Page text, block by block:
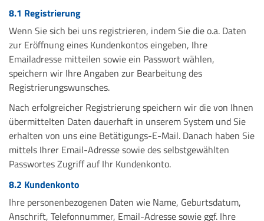
8.1 Registrierung
Wenn Sie sich bei uns registrieren, indem Sie die o.a. Daten
zur Eröffnung eines Kundenkontos eingeben, Ihre
Emailadresse mitteilen sowie ein Passwort wählen,
speichern wir Ihre Angaben zur Bearbeitung des
Registrierungswunsches.
Nach erfolgreicher Registrierung speichern wir die von Ihnen
übermittelten Daten dauerhaft in unserem System und Sie
erhalten von uns eine Betätigungs-E-Mail. Danach haben Sie
mittels Ihrer Email-Adresse sowie des selbstgewählten
Passwortes Zugriff auf Ihr Kundenkonto.
8.2 Kundenkonto
Ihre personenbezogenen Daten wie Name, Geburtsdatum,
Anschrift, Telefonnummer, Email-Adresse sowie ggf. Ihre